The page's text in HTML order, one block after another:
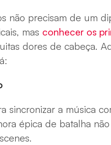
não precisam de um
mas conhecer os
dores de cabeça.
sincronizar a música
épica de batalha